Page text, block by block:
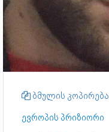
ბმულის კოპირება
ევროპის პრიზიორი